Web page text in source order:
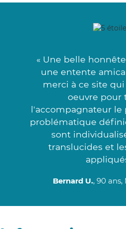
« Une belle
une entente
merci à ce site
oeuvre pour
l'accompagnateur le
problématique
sont
translucides et
Bernard U., 90